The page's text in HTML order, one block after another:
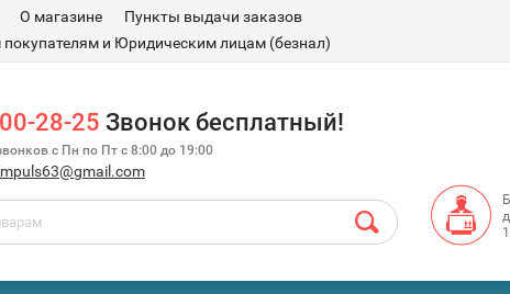
О магазине
Пункты выдачи заказов
и Юридическим лицам (безнал)
28-25 Звонок бесплатный!
с Пн по Пт с 8:00 до 19:00